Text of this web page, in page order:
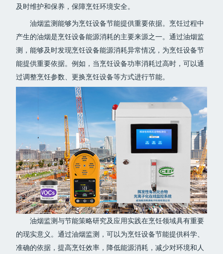
及时维护和保养，保障烹饪环境安全。
油烟监测能够为烹饪设备节能提供重要依据。烹饪过程中
产生的油烟是烹饪设备能源消耗的主要来源之一。通过油烟监
测，能够及时发现烹饪设备能源消耗异常情况，为烹饪设备节
能提供重要依据。例如，当烹饪设备功率消耗过高时，可以通
过调整烹饪参数、更换烹饪设备等方式进行节能。
油烟监测与节能策略研究及应用实践在烹饪领域具有重要
的现实意义。通过油烟监测，可以为烹饪设备节能提供科学、
准确的依据，提高烹饪效率，降低能源消耗，减少对环境和人